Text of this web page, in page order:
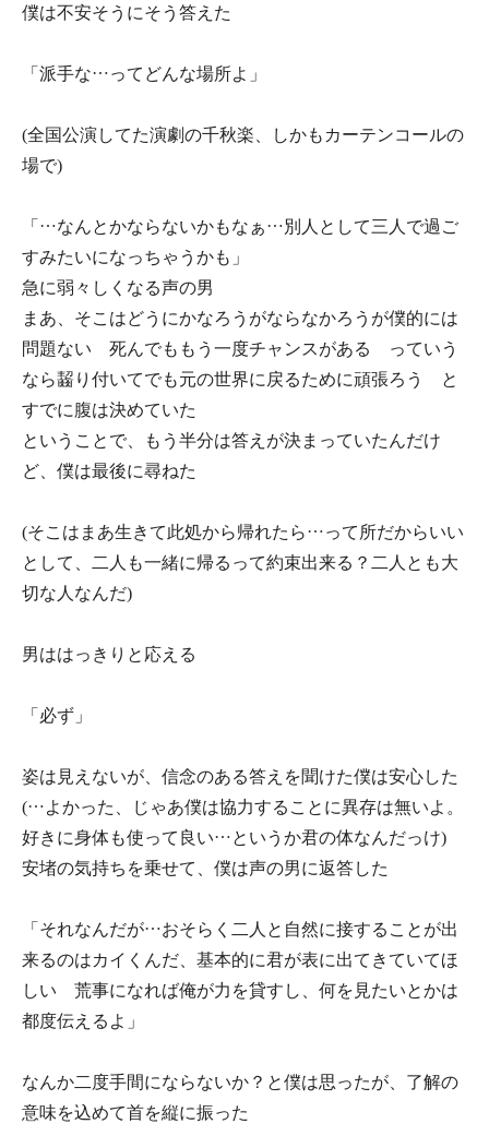
僕は不安そうにそう答えた
「派手な…ってどんな場所よ」
(全国公演してた演劇の千秋楽、しかもカーテンコールの
場で)
「…なんとかならないかもなぁ…別人として三人で過ご
すみたいになっちゃうかも」
急に弱々しくなる声の男
まあ、そこはどうにかなろうがならなかろうが僕的には
問題ない 死んでももう一度チャンスがある っていう
なら齧り付いてでも元の世界に戻るために頑張ろう と
すでに腹は決めていた
ということで、もう半分は答えが決まっていたんだけ
ど、僕は最後に尋ねた
(そこはまあ生きて此処から帰れたら…って所だからいい
として、二人も一緒に帰るって約束出来る？二人とも大
切な人なんだ)
男ははっきりと応える
「必ず」
姿は見えないが、信念のある答えを聞けた僕は安心した
(…よかった、じゃあ僕は協力することに異存は無いよ。
好きに身体も使って良い…というか君の体なんだっけ)
安堵の気持ちを乗せて、僕は声の男に返答した
「それなんだが…おそらく二人と自然に接することが出
来るのはカイくんだ、基本的に君が表に出てきていてほ
しい 荒事になれば俺が力を貸すし、何を見たいとかは
都度伝えるよ」
なんか二度手間にならないか？と僕は思ったが、了解の
意味を込めて首を縦に振った